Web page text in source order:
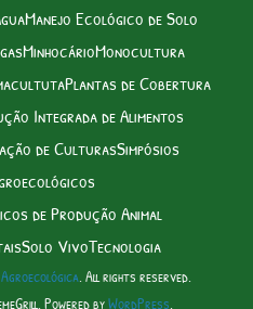
Manejo Ecológico de Solo
MinhocárioMonocultura
Plantas de Cobertura
Integrada de Alimentos
de CulturasSimpósios
de Produção Animal
Solo VivoTecnologia
Agroecológica. All rights reserved.
Powered byWordPress.